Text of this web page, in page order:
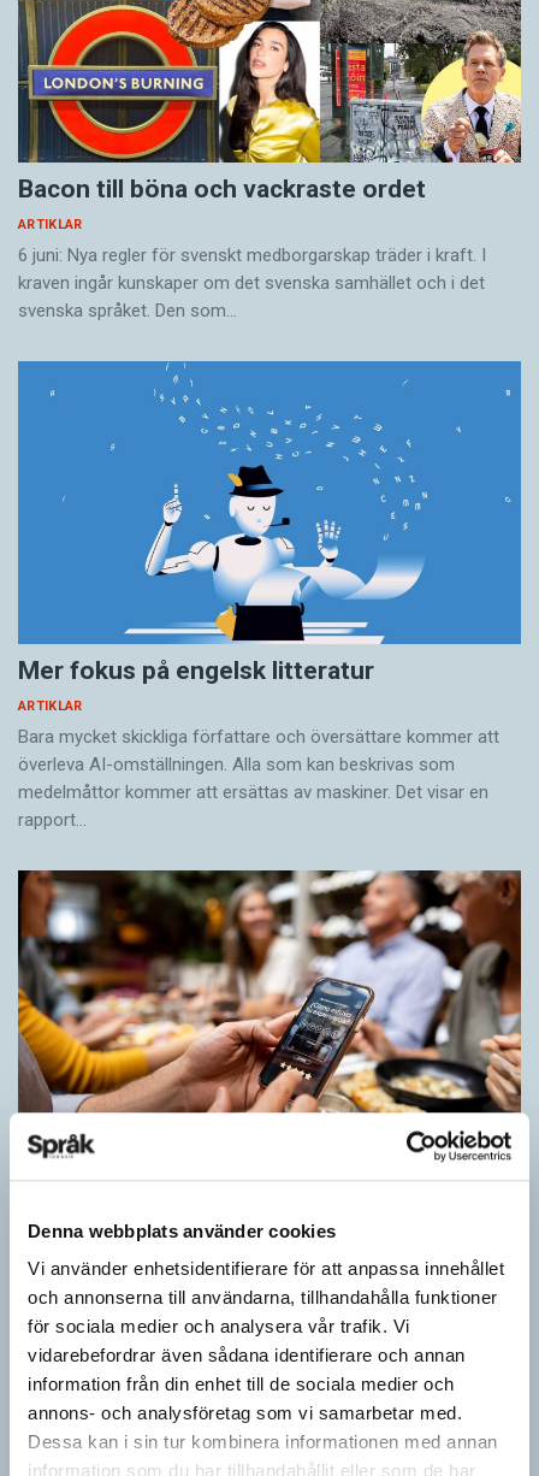
Denna webbplats använder cookies
Vi använder enhetsidentifierare för att anpassa innehållet
och annonserna till användarna, tillhandahålla funktioner
för sociala medier och analysera vår trafik. Vi
vidarebefordrar även sådana identifierare och annan
information från din enhet till de sociala medier och
annons- och analysföretag som vi samarbetar med.
Dessa kan i sin tur kombinera informationen med annan
information som du har tillhandahållit eller som de har
Bacon till böna och vackraste ordet
ARTIKLAR
6 juni: Nya regler för svenskt medborgarskap träder i kraft. I
kraven ingår kunskaper om det svenska samhället och i det
svenska språket. Den som…
Mer fokus på engelsk litteratur
ARTIKLAR
Bara mycket skickliga författare och översättare ­kommer att
överleva AI-omställningen. Alla som kan beskrivas som
medelmåttor kommer att ersättas av maskiner. Det visar en
rapport…
Inlärningen gynnas av gissningar
Först se en bild. Sedan gissa ordet för det bilden föreställer för
att därefter få det rätta svaret. Det inslaget finns i flera
populära appar…